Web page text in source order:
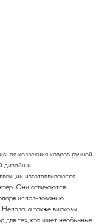
коллекция ковров ручной
дизайн и
изготавливаются
Они отличаются
использованию
а также вискозы,
для тех, кто ищет необычные